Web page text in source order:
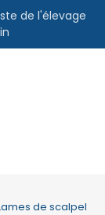
de l'élevage
de scalpel